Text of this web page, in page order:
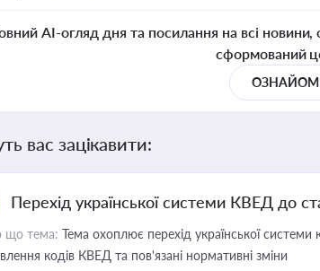
AI-огляд дня та посилання на всі новини,
сформований
вас зацікавити:
Перехід української системи КВЕД до
що тема: Тема охоплює перехід української системи
кодів КВЕД та пов'язані нормативні зміни